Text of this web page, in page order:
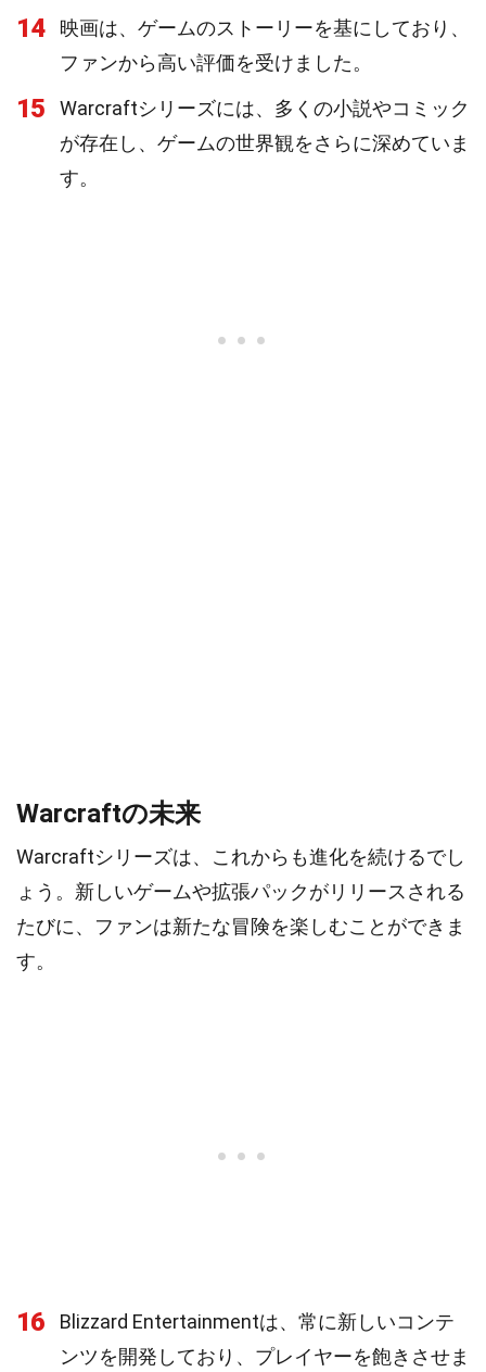
14
映画は、ゲームのストーリーを基にしており、
ファンから高い評価を受けました。
15
Warcraftシリーズには、多くの小説やコミック
が存在し、ゲームの世界観をさらに深めていま
す。
Warcraftの未来
Warcraftシリーズは、これからも進化を続けるでし
ょう。新しいゲームや拡張パックがリリースされる
たびに、ファンは新たな冒険を楽しむことができま
す。
16
Blizzard Entertainmentは、常に新しいコンテ
ンツを開発しており、プレイヤーを飽きさせま